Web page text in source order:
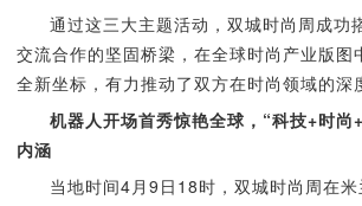
通过这三大主题活动，双城时尚周成功
交流合作的坚固桥梁，在全球时尚产业版图
全新坐标，有力推动了双方在时尚领域的深
机器人开场首秀惊艳全球，“科技+时尚
内涵
当地时间4月9日18时，双城时尚周在